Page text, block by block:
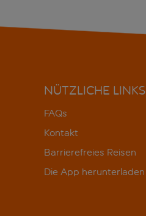
NÜTZLICHE LINKS
FAQs
Kontakt
Barrierefreies Reisen
Die App herunterladen